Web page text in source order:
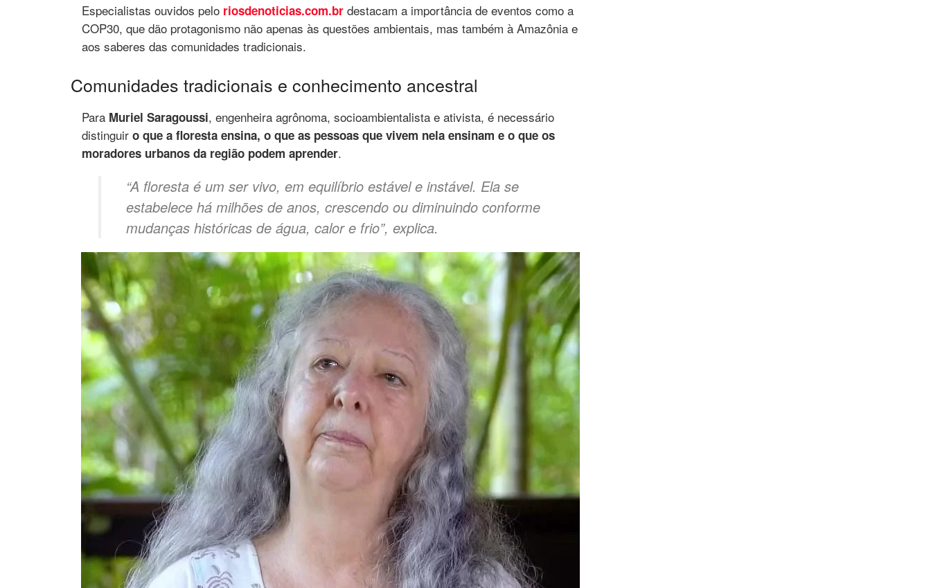
Especialistas ouvidos pelo riosdenoticias.com.br destacam a importância de eventos como a
COP30, que dão protagonismo não apenas às questões ambientais, mas também à Amazônia e
aos saberes das comunidades tradicionais.
Comunidades tradicionais e conhecimento ancestral
Para Muriel Saragoussi, engenheira agrônoma, socioambientalista e ativista, é necessário
distinguir o que a floresta ensina, o que as pessoas que vivem nela ensinam e o que os
moradores urbanos da região podem aprender.
“A floresta é um ser vivo, em equilíbrio estável e instável. Ela se
estabelece há milhões de anos, crescendo ou diminuindo conforme
mudanças históricas de água, calor e frio”, explica.